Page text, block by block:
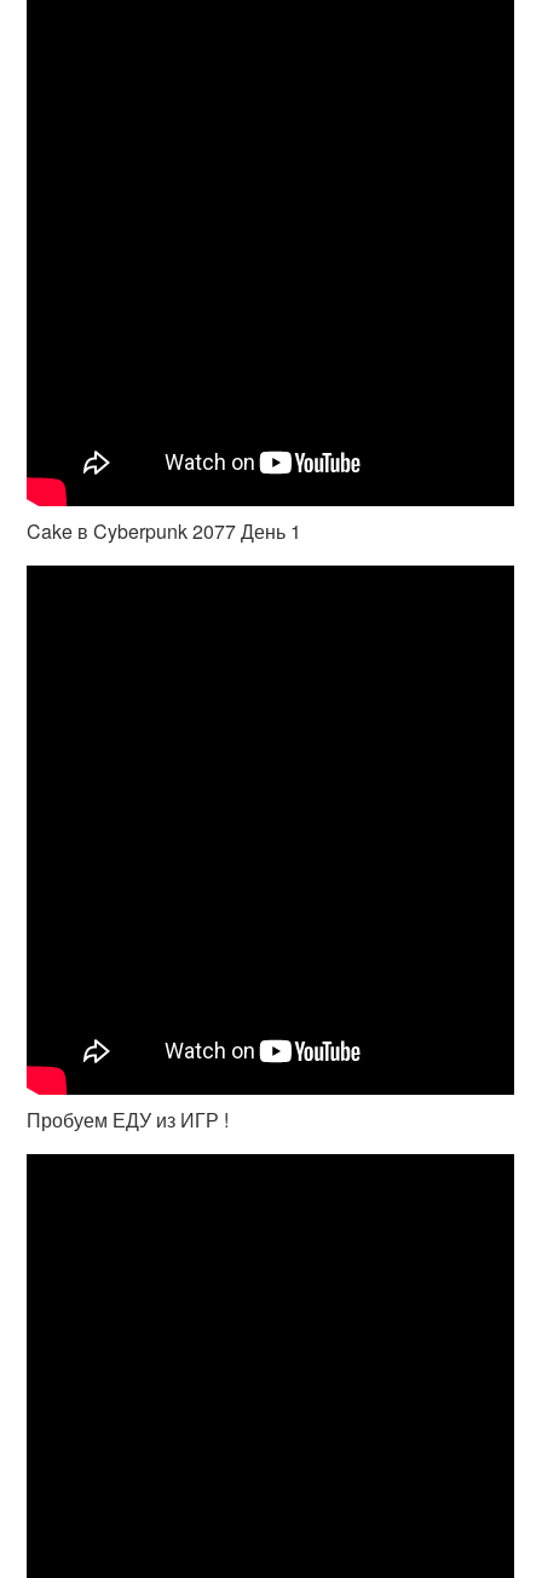
Cake в Cyberpunk 2077 День 1
Пробуем ЕДУ из ИГР !